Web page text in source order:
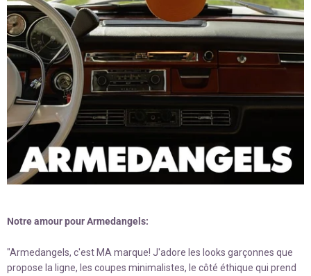
Notre amour pour Armedangels:
"Armedangels, c'est MA marque! J'adore les looks garçonnes que
propose la ligne, les coupes minimalistes, le côté éthique qui prend